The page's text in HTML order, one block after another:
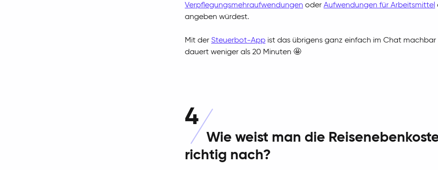
Verpflegungsmehraufwendungen oder Aufwendungen für Arbeitsmittel
angeben würdest.
Mit der Steuerbot-App ist das übrigens ganz einfach im Chat machbar
dauert weniger als 20 Minuten 🤩
4
Wie weist man die
richtig nach?